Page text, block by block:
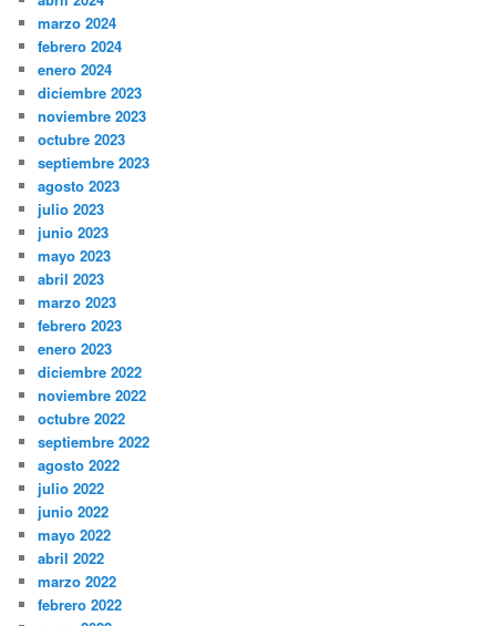
marzo 2024
febrero 2024
enero 2024
diciembre 2023
noviembre 2023
octubre 2023
septiembre 2023
agosto 2023
julio 2023
junio 2023
mayo 2023
abril 2023
marzo 2023
febrero 2023
enero 2023
diciembre 2022
noviembre 2022
octubre 2022
septiembre 2022
agosto 2022
julio 2022
junio 2022
mayo 2022
abril 2022
marzo 2022
febrero 2022